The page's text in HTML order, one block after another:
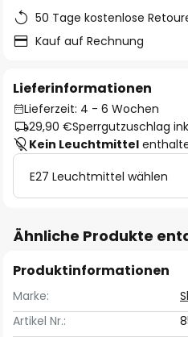
50 Tage kostenlose
Kauf auf Rechnung
Lieferinformationen
Lieferzeit: 4 - 6 Wochen
29,90 €Sperrgutzuschlag
Kein Leuchtmittel
E27 Leuchtmittel wählen
Ähnliche Produkte
Produktinformationen
Marke:
Artikel Nr.: